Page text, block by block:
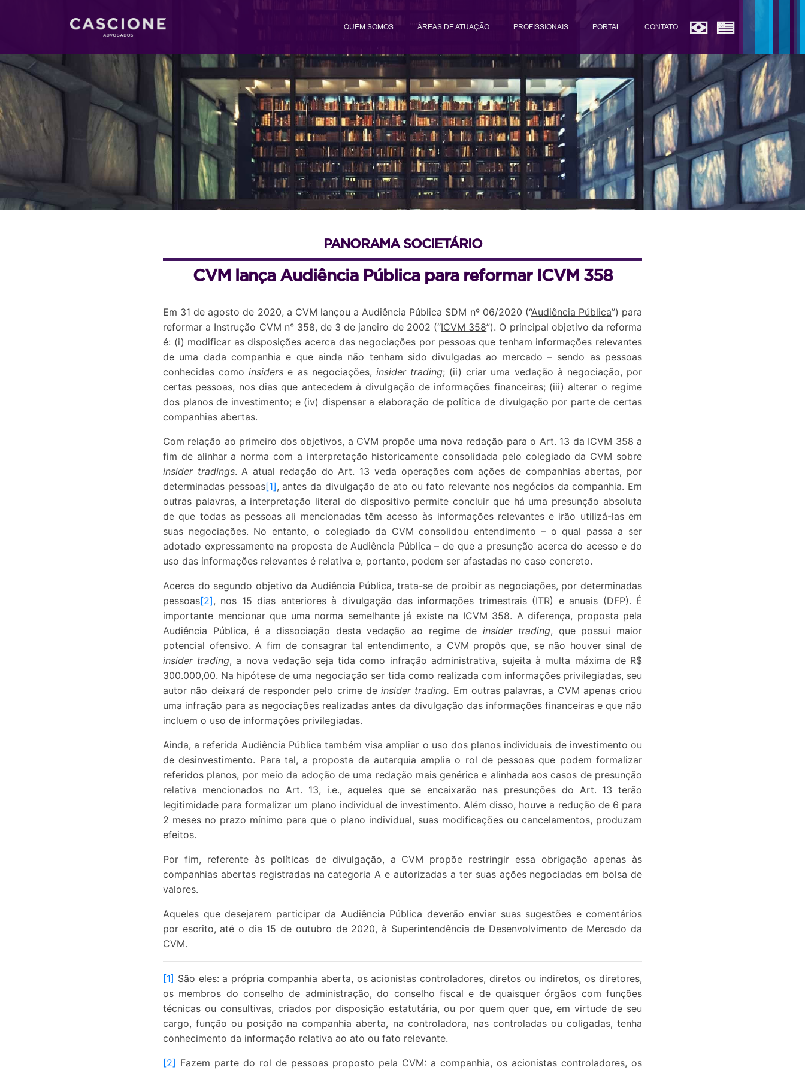
QUEM SOMOS ÁREAS DE ATUAÇÃO PROFISSIONAIS PORTAL CONTATO
PANORAMA SOCIETÁRIO
CVM lança Audiência Pública para reformar ICVM 358
Em 31 de agosto de 2020, a CVM lançou a Audiência Pública SDM nº 06/2020 (“Audiência Pública”) para
reformar a Instrução CVM n° 358, de 3 de janeiro de 2002 (“ICVM 358”). O principal objetivo da reforma
é: (i) modificar as disposições acerca das negociações por pessoas que tenham informações relevantes
de uma dada companhia e que ainda não tenham sido divulgadas ao mercado – sendo as pessoas
conhecidas comoinsiders e as negociações, insider trading; (ii) criar uma vedação à negociação, por
certas pessoas, nos dias que antecedem à divulgação de informações financeiras; (iii) alterar o regime
dos planos de investimento; e (iv) dispensar a elaboração de política de divulgação por parte de certas
companhias abertas.
Com relação ao primeiro dos objetivos, a CVM propõe uma nova redação para o Art. 13 da ICVM 358 a
fim de alinhar a norma com a interpretação historicamente consolidada pelo colegiado da CVM sobre
insider tradings. A atual redação do Art. 13 veda operações com ações de companhias abertas, por
determinadas pessoas[1], antes da divulgação de ato ou fato relevante nos negócios da companhia. Em
outras palavras, a interpretação literal do dispositivo permite concluir que há uma presunção absoluta
de que todas as pessoas ali mencionadas têm acesso às informações relevantes e irão utilizá-las em
suas negociações. No entanto, o colegiado da CVM consolidou entendimento – o qual passa a ser
adotado expressamente na proposta de Audiência Pública – de que a presunção acerca do acesso e do
uso das informações relevantes é relativa e, portanto, podem ser afastadas no caso concreto.
Acerca do segundo objetivo da Audiência Pública, trata-se de proibir as negociações, por determinadas
pessoas[2], nos 15 dias anteriores à divulgação das informações trimestrais (ITR) e anuais (DFP). É
importante mencionar que uma norma semelhante já existe na ICVM 358. A diferença, proposta pela
Audiência Pública, é a dissociação desta vedação ao regime de insider trading, que possui maior
potencial ofensivo. A fim de consagrar tal entendimento, a CVM propôs que, se não houver sinal de
insider trading, a nova vedação seja tida como infração administrativa, sujeita à multa máxima de R$
300.000,00. Na hipótese de uma negociação ser tida como realizada com informações privilegiadas, seu
autor não deixará de responder pelo crime de insider trading. Em outras palavras, a CVM apenas criou
uma infração para as negociações realizadas antes da divulgação das informações financeiras e que não
incluem o uso de informações privilegiadas.
Ainda, a referida Audiência Pública também visa ampliar o uso dos planos individuais de investimento ou
de desinvestimento. Para tal, a proposta da autarquia amplia o rol de pessoas que podem formalizar
referidos planos, por meio da adoção de uma redação mais genérica e alinhada aos casos de presunção
relativa mencionados no Art. 13, i.e., aqueles que se encaixarão nas presunções do Art. 13 terão
legitimidade para formalizar um plano individual de investimento. Além disso, houve a redução de 6 para
2 meses no prazo mínimo para que o plano individual, suas modificações ou cancelamentos, produzam
efeitos.
Por fim, referente às políticas de divulgação, a CVM propõe restringir essa obrigação apenas às
companhias abertas registradas na categoria A e autorizadas a ter suas ações negociadas em bolsa de
valores.
Aqueles que desejarem participar da Audiência Pública deverão enviar suas sugestões e comentários
por escrito, até o dia 15 de outubro de 2020, à Superintendência de Desenvolvimento de Mercado da
CVM.
[1] São eles: a própria companhia aberta, os acionistas controladores, diretos ou indiretos, os diretores,
os membros do conselho de administração, do conselho fiscal e de quaisquer órgãos com funções
técnicas ou consultivas, criados por disposição estatutária, ou por quem quer que, em virtude de seu
cargo, função ou posição na companhia aberta, na controladora, nas controladas ou coligadas, tenha
conhecimento da informação relativa ao ato ou fato relevante.
[2] Fazem parte do rol de pessoas proposto pela CVM: a companhia, os acionistas controladores, os